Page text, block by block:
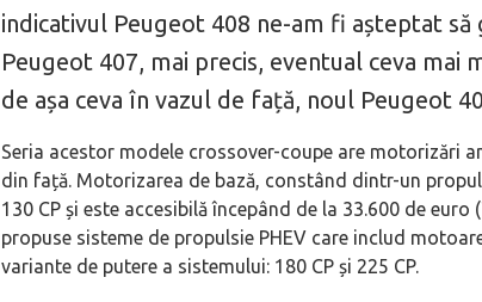
indicativul Peugeot 408 ne-am fi așteptat să
Peugeot 407, mai precis, eventual ceva mai
de așa ceva în vazul de față, noul Peugeot
Seria acestor modele crossover-coupe are motorizări
din față. Motorizarea de bază, constând dintr-un
130 CP și este accesibilă începând de la 33.600 de
propuse sisteme de propulsie PHEV care includ
variante de putere a sistemului: 180 CP și 225 CP.